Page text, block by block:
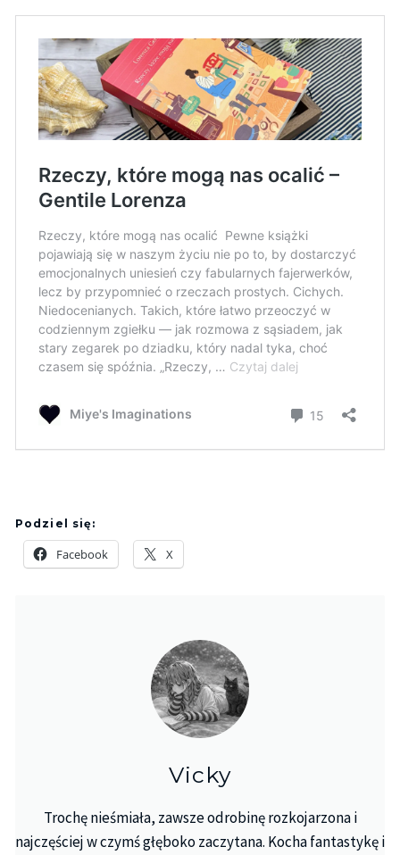
Podziel się:
Facebook X
Vicky
Trochę nieśmiała, zawsze odrobinę rozkojarzona i
najczęściej w czymś głęboko zaczytana. Kocha fantastykę i